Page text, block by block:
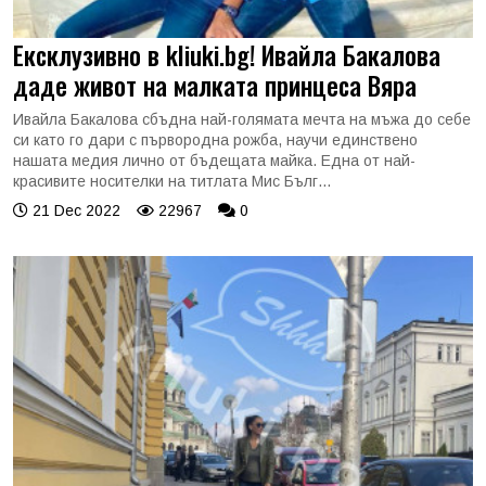
Ексклузивно в kliuki.bg! Ивайла Бакалова
даде живот на малката принцеса Вяра
Ивайла Бакалова сбъдна най-голямата мечта на мъжа до себе
си като го дари с първородна рожба, научи единствено
нашата медия лично от бъдещата майка. Една от най-
красивите носителки на титлата Мис Бълг...
21 Dec 2022
22967 0